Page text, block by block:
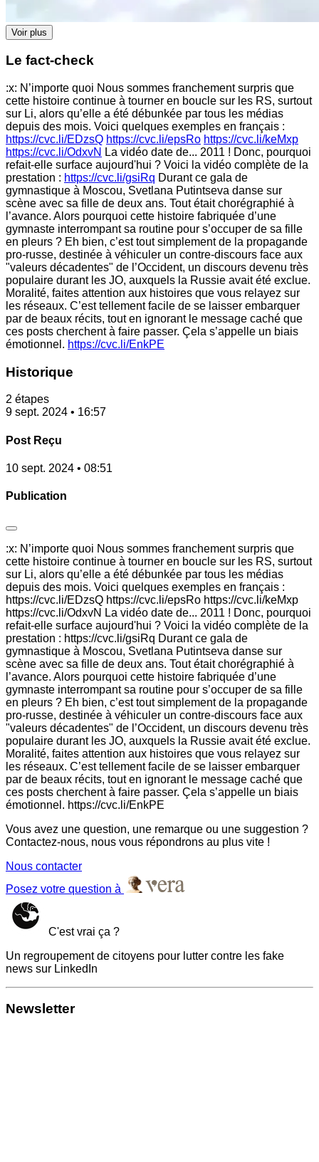
Voir plus
Le fact-check
:x: N’importe quoi Nous sommes franchement surpris que
cette histoire continue à tourner en boucle sur les RS, surtout
sur Li, alors qu’elle a été débunkée par tous les médias
depuis des mois. Voici quelques exemples en français :
https://cvc.li/EDzsQ https://cvc.li/epsRo https://cvc.li/keMxp
https://cvc.li/OdxvN La vidéo date de... 2011 ! Donc, pourquoi
refait-elle surface aujourd'hui ? Voici la vidéo complète de la
prestation : https://cvc.li/gsiRq Durant ce gala de
gymnastique à Moscou, Svetlana Putintseva danse sur
scène avec sa fille de deux ans. Tout était chorégraphié à
l’avance. Alors pourquoi cette histoire fabriquée d’une
gymnaste interrompant sa routine pour s’occuper de sa fille
en pleurs ? Eh bien, c’est tout simplement de la propagande
pro-russe, destinée à véhiculer un contre-discours face aux
"valeurs décadentes" de l’Occident, un discours devenu très
populaire durant les JO, auxquels la Russie avait été exclue.
Moralité, faites attention aux histoires que vous relayez sur
les réseaux. C’est tellement facile de se laisser embarquer
par de beaux récits, tout en ignorant le message caché que
ces posts cherchent à faire passer. Çela s’appelle un biais
émotionnel. https://cvc.li/EnkPE
Historique
2 étapes
9 sept. 2024 • 16:57
Post Reçu
10 sept. 2024 • 08:51
Publication
:x: N’importe quoi Nous sommes franchement surpris que
cette histoire continue à tourner en boucle sur les RS, surtout
sur Li, alors qu’elle a été débunkée par tous les médias
depuis des mois. Voici quelques exemples en français :
https://cvc.li/EDzsQ https://cvc.li/epsRo https://cvc.li/keMxp
https://cvc.li/OdxvN La vidéo date de... 2011 ! Donc, pourquoi
refait-elle surface aujourd'hui ? Voici la vidéo complète de la
prestation : https://cvc.li/gsiRq Durant ce gala de
gymnastique à Moscou, Svetlana Putintseva danse sur
scène avec sa fille de deux ans. Tout était chorégraphié à
l’avance. Alors pourquoi cette histoire fabriquée d’une
gymnaste interrompant sa routine pour s’occuper de sa fille
en pleurs ? Eh bien, c’est tout simplement de la propagande
pro-russe, destinée à véhiculer un contre-discours face aux
"valeurs décadentes" de l’Occident, un discours devenu très
populaire durant les JO, auxquels la Russie avait été exclue.
Moralité, faites attention aux histoires que vous relayez sur
les réseaux. C’est tellement facile de se laisser embarquer
par de beaux récits, tout en ignorant le message caché que
ces posts cherchent à faire passer. Çela s’appelle un biais
émotionnel. https://cvc.li/EnkPE
Vous avez une question, une remarque ou une suggestion ?
Contactez-nous, nous vous répondrons au plus vite !
Nous contacter
Posez votre question à
C'est vrai ça ?
Un regroupement de citoyens pour lutter contre les fake
news sur LinkedIn
Newsletter